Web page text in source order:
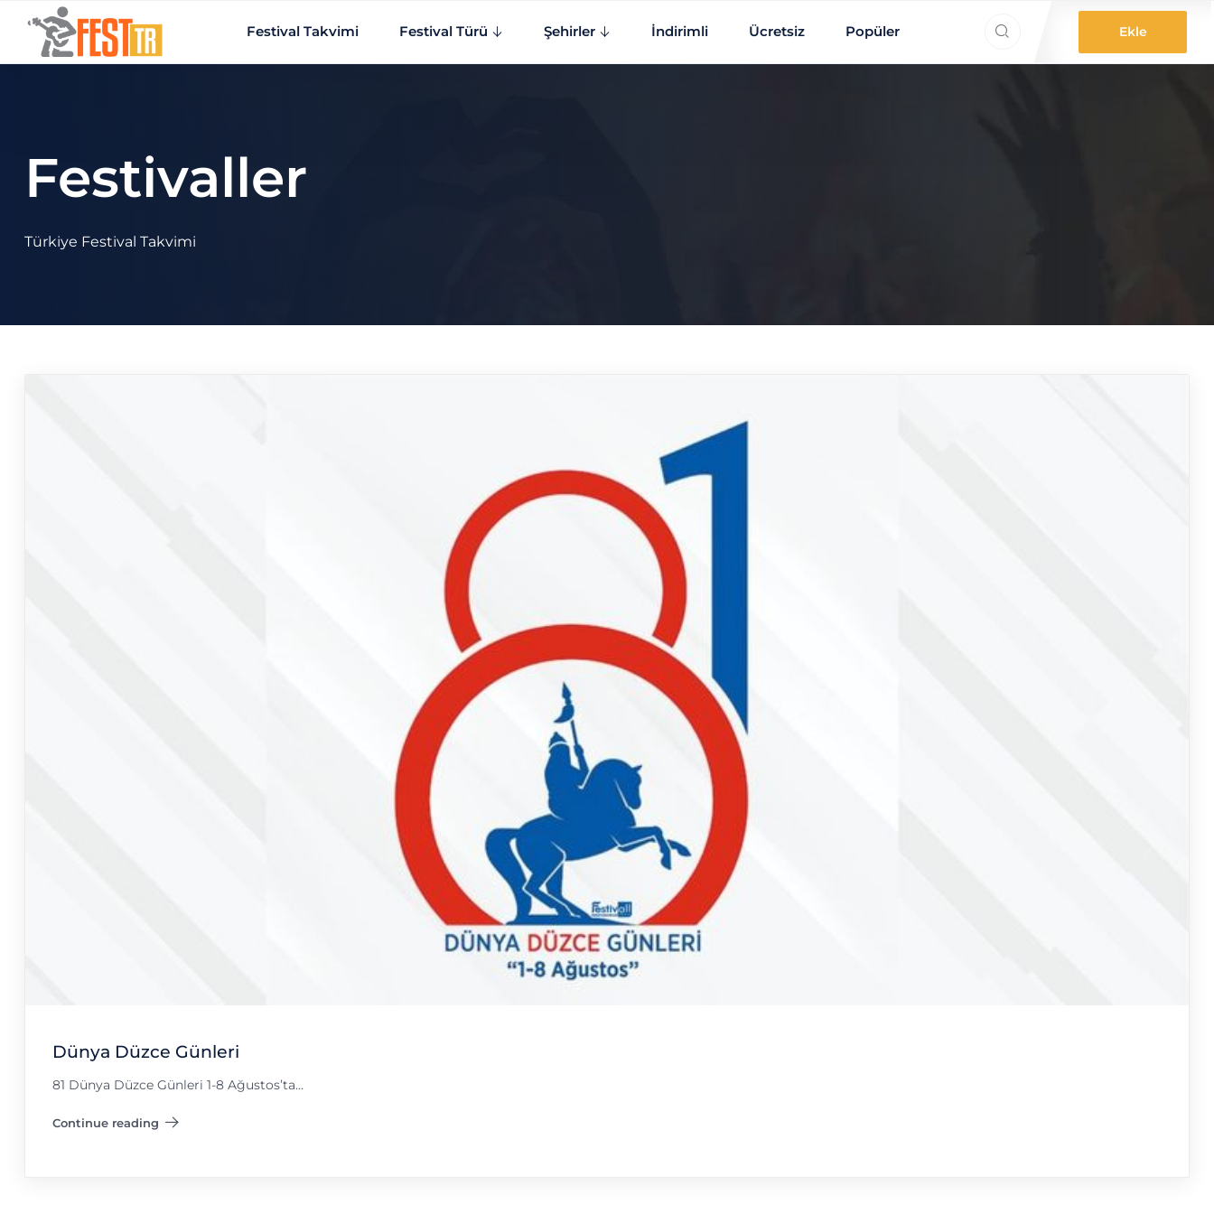
Ana içeriğe atla
Festival Takvimi
Festival Türü Şehirler İndirimli Ücretsiz Popüler Ekle
ne aradınız?
Festivaller
Türkiye Festival Takvimi
Dünya Düzce Günleri
81 Dünya Düzce Günleri 1-8 Ağustos’ta…
Continue reading
"Dünya Düzce Günleri"